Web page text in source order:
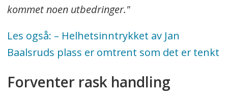
kommet noen utbedringer."
Les også: – Helhetsinntrykket av Jan
Baalsruds plass er omtrent som det er tenkt
Forventer rask handling